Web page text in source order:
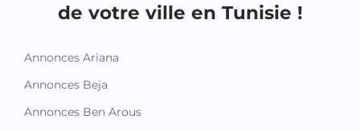
de votre ville en Tunisie !
Annonces Ariana
Annonces Beja
Annonces Ben Arous